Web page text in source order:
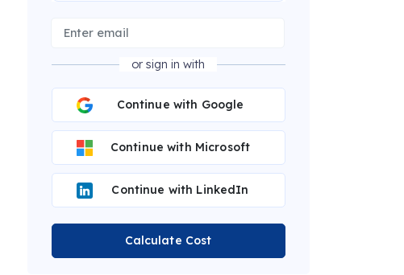
or sign in with
Continue with Google
Continue with Microsoft
Continue with LinkedIn
Calculate Cost